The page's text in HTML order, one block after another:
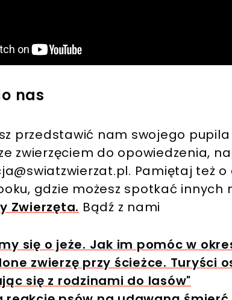
nas
przedstawić nam swojego
zwierzęciem do opowiedzenia,
. Pamiętaj też
gdzie możesz spotkać innych
Zwierzęta. Bądź z nami
się o jeże. Jak im pomóc w
zwierzę przy ścieżce. Turyści
się z rodzinami do lasów"